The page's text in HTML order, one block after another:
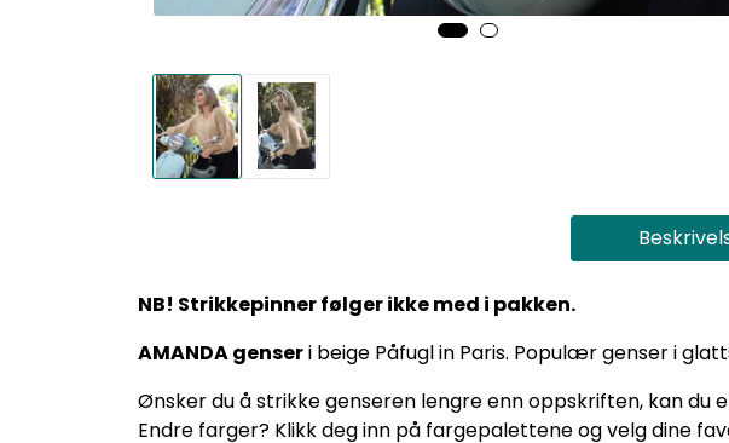
NB! Strikkepinner følger ikke med i pakken.
AMANDA genseri beige Påfugl in Paris. Populær genser i
Ønsker du å strikke genseren lengre enn oppskriften, kan du
Endre farger? Klikk deg inn på fargepalettene og velg dine